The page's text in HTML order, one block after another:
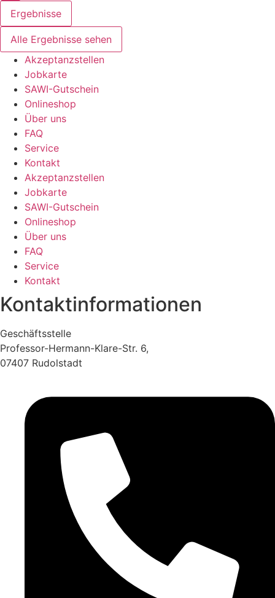
Ergebnisse
Alle Ergebnisse sehen
Akzeptanzstellen
Jobkarte
SAWI-Gutschein
Onlineshop
Über uns
FAQ
Service
Kontakt
Akzeptanzstellen
Jobkarte
SAWI-Gutschein
Onlineshop
Über uns
FAQ
Service
Kontakt
Kontaktinformationen
Geschäftsstelle
Professor-Hermann-Klare-Str. 6,
07407 Rudolstadt